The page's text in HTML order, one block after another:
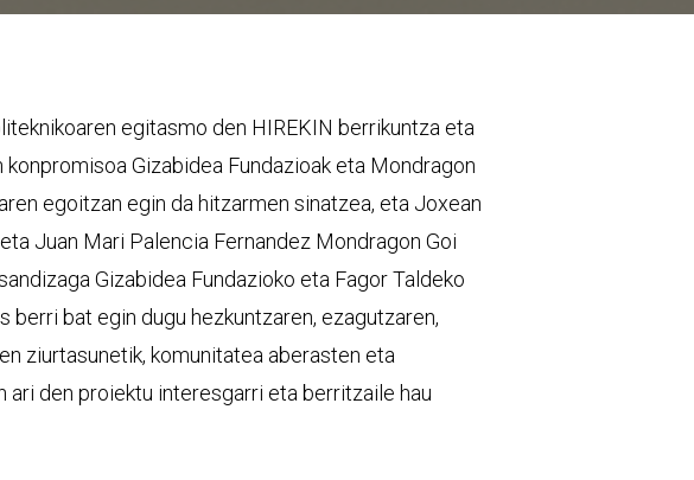
egitasmo den HIREKIN berrikuntza eta
Gizabidea Fundazioak eta Mondragon
egoitzan egin da hitzarmen sinatzea, eta Joxean
Juan Mari Palencia Fernandez Mondragon Goi
Gizabidea Fundazioko eta Fagor Taldeko
berri bat egin dugu hezkuntzaren, ezagutzaren,
ziurtasunetik, komunitatea aberasten eta
den proiektu interesgarri eta berritzaile hau